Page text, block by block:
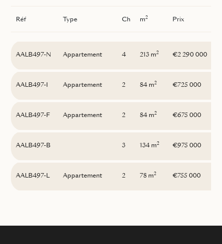
Réf Type Ch m2 Prix
AALB497-N Appartement 4 213 m2 €2 290 000
AALB497-I Appartement 2 84 m2 €725 000
AALB497-F Appartement 2 84 m2 €675 000
AALB497-B 3 134 m2 €975 000
AALB497-L Appartement 2 78 m2 €755 000